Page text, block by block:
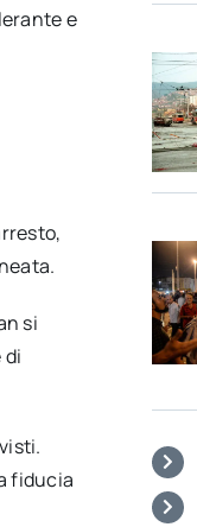
e
si
di
fiducia